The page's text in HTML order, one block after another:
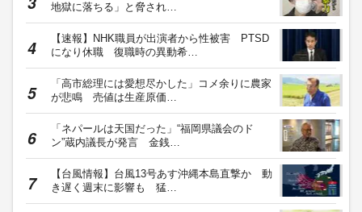
地獄に落ちる」と脅され…
【速報】NHK職員が出演者から性被害 PTSD
になり休職 復職時の異動希…
「高市総理には愛想尽かした」コメ余りに農家
が悲鳴 売値は生産原価…
「ネパールは天国だった」“福岡県議会のド
ン”蔵内議長が発言 金銭…
【台風情報】台風13号あす沖縄本島直撃か 動
き遅く週末に影響も 猛…